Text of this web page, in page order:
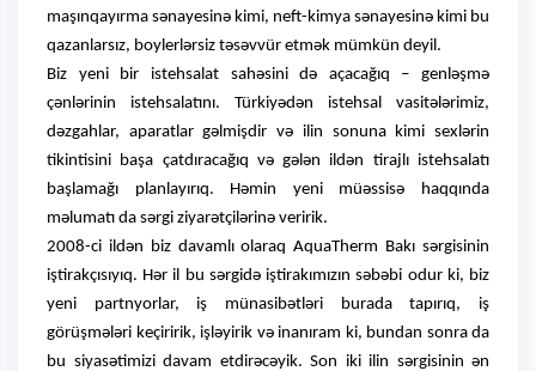
maşınqayırma sənayesinə kimi, neft-kimya sənayesinə kimi bu
qazanlarsız, boylerlərsiz təsəvvür etmək mümkün deyil.
Biz yeni bir istehsalat sahəsini də açacağıq – genləşmə
çənlərinin istehsalatını. Türkiyədən istehsal vasitələrimiz,
dəzgahlar, aparatlar gəlmişdir və ilin sonuna kimi sexlərin
tikintisini başa çatdıracağıq və gələn ildən tirajlı istehsalatı
başlamağı planlayırıq. Həmin yeni müəssisə haqqında
məlumatı da sərgi ziyarətçilərinə veririk.
2008-ci ildən biz davamlı olaraq AquaTherm Bakı sərgisinin
iştirakçısıyıq. Hər il bu sərgidə iştirakımızın səbəbi odur ki, biz
yeni partnyorlar, iş münasibətləri burada tapırıq, iş
görüşmələri keçiririk, işləyirik və inanıram ki, bundan sonra da
bu siyasətimizi davam etdirəcəyik. Son iki ilin sərgisinin ən